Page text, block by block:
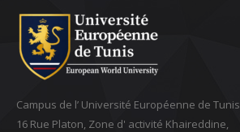
Campus de l’ Université Européenne de Tunis
16 Rue Platon, Zone d' activité Khaireddine,